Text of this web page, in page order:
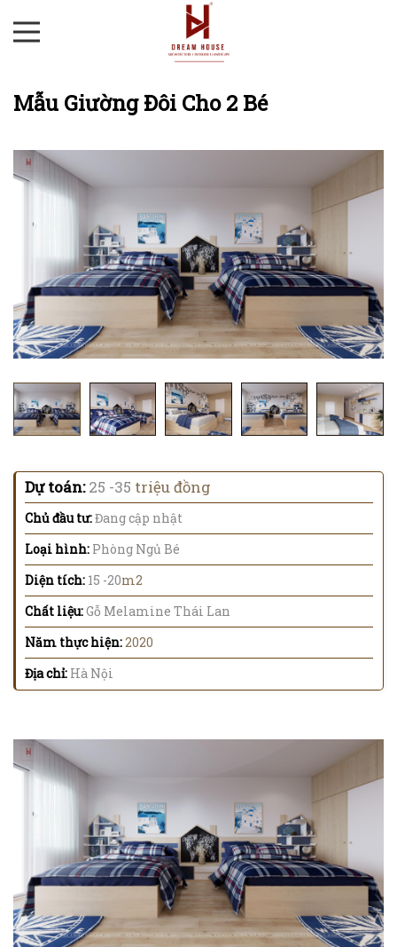
Mẫu Giường Đôi Cho 2 Bé
Dự toán:25 -35 triệu đồng
Chủ đầu tư:Đang cập nhật
Loại hình: Phòng Ngủ Bé
Diện tích: 15 -20m2
Chất liệu:Gỗ Melamine Thái Lan
Năm thực hiện:2020
Địa chỉ: Hà Nội